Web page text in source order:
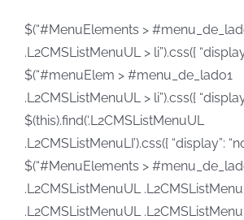
$(“#MenuElements >
.L2CMSListMenuUL > li”).css({
$(“#menuElem > #menu_de_lado1
.L2CMSListMenuUL > li”).css({
$(this).find(‘.L2CMSListMenuUL
.L2CMSListMenuLI’).css({ “display”:
$(“#MenuElements >
.L2CMSListMenuUL
.L2CMSListMenuUL